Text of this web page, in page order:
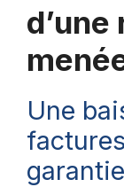
Une